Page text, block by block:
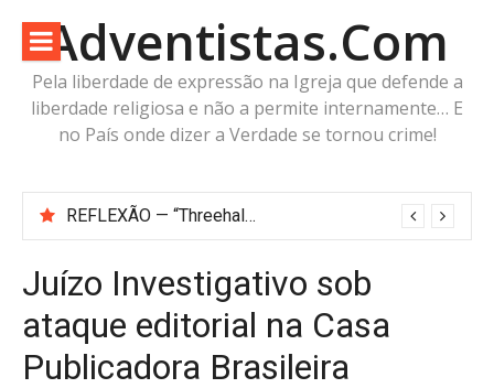
para
conteúdo
Adventistas.Com
Pela liberdade de expressão na Igreja que defende a
liberdade religiosa e não a permite internamente… E
no País onde dizer a Verdade se tornou crime!
Antes da Imagem da Besta: Estaria a Humanidade Construindo a Imagem Pré-Besta com cabeça de Cordeiro e Voz do Dragão?
Juízo Investigativo sob
ataque editorial na Casa
Publicadora Brasileira